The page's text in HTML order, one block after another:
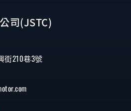
司(JSTC)
街210巷3號